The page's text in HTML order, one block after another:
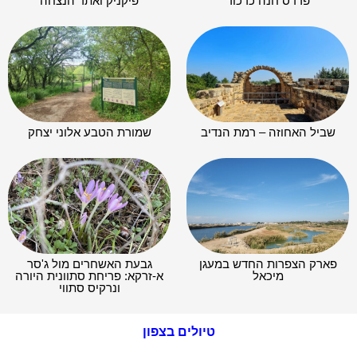
שביל האחוזה – רמת הנדיב שמורת הטבע אלוני יצחק
פארק הצפרות החדש במעגן
מיכאל
גבעת האשחרים מול ג'סר
א-זרקא: פריחת סתוונית היורה
ונרקיס סתווי
טיולים בצפון